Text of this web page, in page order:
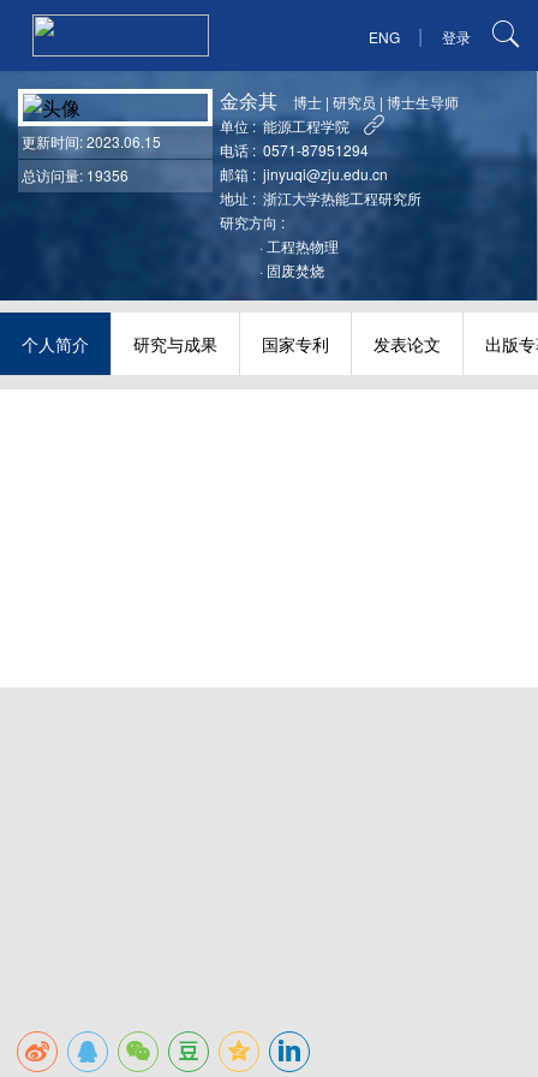
ENG | 登录
更新时间: 2023.06.15
总访问量: 19356
金余其 博士 |研究员 |博士生导师
单位 : 能源工程学院
电话 : 0571-87951294
邮箱 : jinyuqi@zju.edu.cn
地址 : 浙江大学热能工程研究所
研究方向 :
· 工程热物理
· 固废焚烧
个人简介 研究与成果 国家专利 发表论文 出版